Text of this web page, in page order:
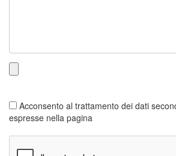
Acconsento al trattamento dei dati
espresse nella pagina